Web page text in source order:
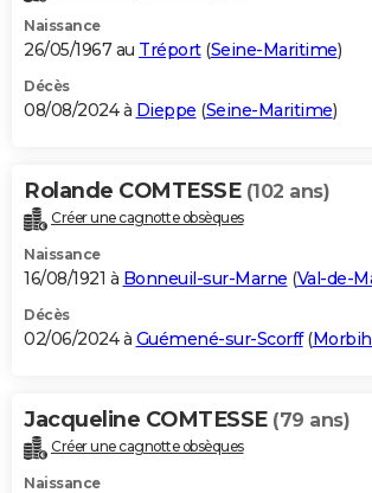
Naissance
26/05/1967 au Tréport(Seine-Maritime)
Décès
08/08/2024 à Dieppe (Seine-Maritime)
Rolande COMTESSE (102 ans)
Créer une cagnotte obsèques
Naissance
16/08/1921 à Bonneuil-sur-Marne (Val-de-
Décès
02/06/2024 à Guémené-sur-Scorff(
Jacqueline COMTESSE (79 ans)
Créer une cagnotte obsèques
Naissance